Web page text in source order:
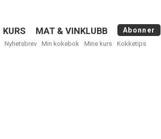
KURS MAT & VINKLUBB Abonner
Nyhetsbrev Min kokebok Mine kurs Kokketips